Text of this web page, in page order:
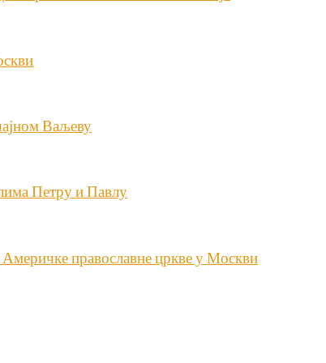
Ваљеву
Петру и Павлу
православне цркве у Москви